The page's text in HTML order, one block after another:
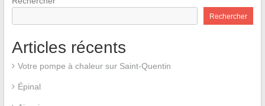
Rechercher
Articles récents
Votre pompe à chaleur sur Saint-Quentin
Épinal